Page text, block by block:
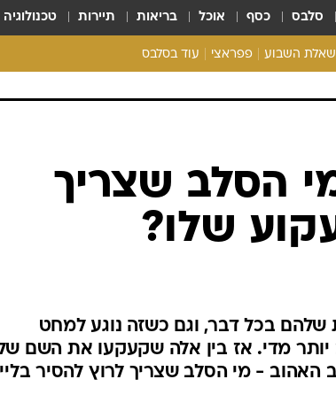
סלבס כסף אוכל בריאות תיירות טכנולוגיה
שאלת השבוע פפראצי עוד בסלבס
רכלו לנו
הסלב שצריך
שלו?
שלהם בכל דבר, וגם כשזה נוגע למחט
יותר מדי. אז בין אלה שקעקעו את השם
- מי הסלב שצריך לרוץ להסיר